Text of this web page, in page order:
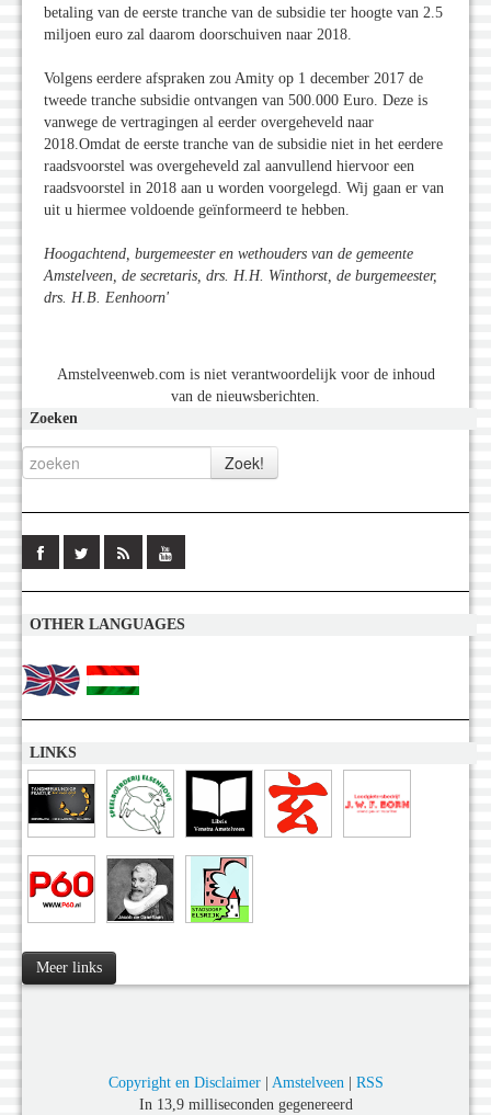
betaling van de eerste tranche van de subsidie ter hoogte van 2.5
miljoen euro zal daarom doorschuiven naar 2018.
Volgens eerdere afspraken zou Amity op 1 december 2017 de
tweede tranche subsidie ontvangen van 500.000 Euro. Deze is
vanwege de vertragingen al eerder overgeheveld naar
2018.Omdat de eerste tranche van de subsidie niet in het eerdere
raadsvoorstel was overgeheveld zal aanvullend hiervoor een
raadsvoorstel in 2018 aan u worden voorgelegd. Wij gaan er van
uit u hiermee voldoende geïnformeerd te hebben.
Hoogachtend, burgemeester en wethouders van de gemeente
Amstelveen, de secretaris, drs. H.H. Winthorst, de burgemeester,
drs. H.B. Eenhoorn'
Amstelveenweb.com is niet verantwoordelijk voor de inhoud
van de nieuwsberichten.
Zoeken
OTHER LANGUAGES
LINKS
Meer links
Copyright en Disclaimer| Amstelveen
RSS
In 13,9 milliseconden gegenereerd